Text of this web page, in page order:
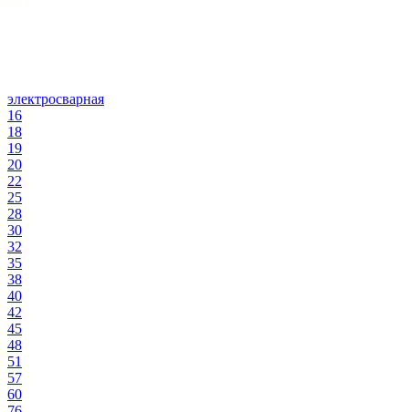
электросварная
16
18
19
20
22
25
28
30
32
35
38
40
42
45
48
51
57
60